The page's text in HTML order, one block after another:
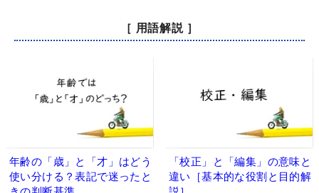
［ 用語解説 ］
年齢の「歳」と「才」はどう
使い分ける？表記で迷ったと
「校正」と「編集」の意味と
違い［基本的な役割と目的解